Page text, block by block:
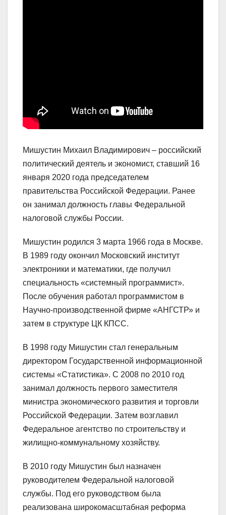
Мишустин Михаил Владимирович – российский
политический деятель и экономист, ставший 16
января 2020 года председателем
правительства Российской Федерации. Ранее
он занимал должность главы Федеральной
налоговой службы России.
Мишустин родился 3 марта 1966 года в Москве.
В 1989 году окончил Московский институт
электроники и математики, где получил
специальность «системный программист».
После обучения работал программистом в
Научно-производственной фирме «АНГСТР» и
затем в структуре ЦК КПСС.
В 1998 году Мишустин стал генеральным
директором Государственной информационной
системы «Статистика». С 2008 по 2010 год
занимал должность первого заместителя
министра экономического развития и торговли
Российской Федерации. Затем возглавил
Федеральное агентство по строительству и
жилищно-коммунальному хозяйству.
В 2010 году Мишустин был назначен
руководителем Федеральной налоговой
службы. Под его руководством была
реализована широкомасштабная реформа